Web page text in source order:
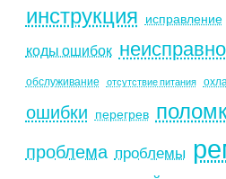
инструкция исправление
коды ошибок
обслуживание отсутствие питания
ошибки
перегрев
проблема проблемы